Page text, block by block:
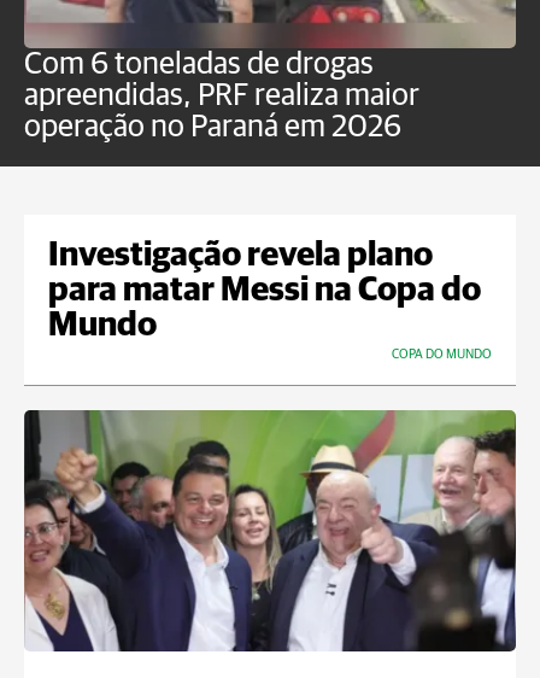
Com 6 toneladas de drogas
apreendidas, PRF realiza maior
operação no Paraná em 2026
Investigação revela plano
para matar Messi na Copa do
Mundo
COPA DO MUNDO